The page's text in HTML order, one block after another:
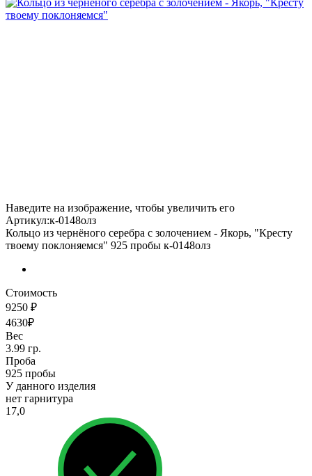
Наведите на изображение, чтобы увеличить его
Артикул:к-0148олз
Кольцо из чернёного серебра с золочением - Якорь, "Кресту
твоему поклоняемся" 925 пробы к-0148олз
Стоимость
9250 ₽
4630₽
Вес
3.99 гр.
Проба
925 пробы
У данного изделия
нет гарнитура
17,0